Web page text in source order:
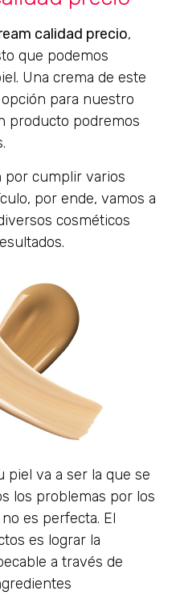
calidad precio,
que podemos
Una crema de este
para nuestro
producto podremos
por cumplir varios
por ende, vamos a
cosméticos
piel va a ser la que se
los problemas por los
es perfecta. El
es lograr la
a través de